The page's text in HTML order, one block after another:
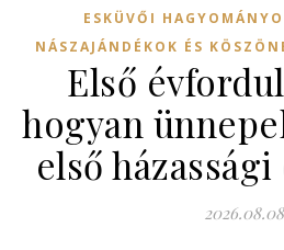
ESKÜVŐI
NÁSZAJÁNDÉKOK ÉS
Első
hogyan
első